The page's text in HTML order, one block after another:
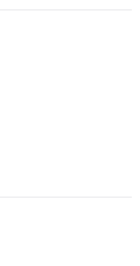
any shop nearby